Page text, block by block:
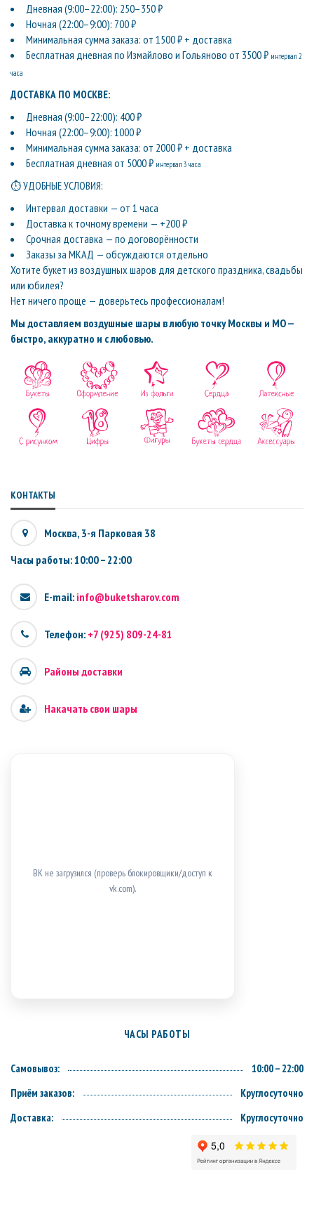
Дневная (9:00–22:00): 250–350 ₽
Ночная (22:00–9:00): 700 ₽
Минимальная сумма заказа: от 1500 ₽ + доставка
Бесплатная дневная по Измайлово и Гольяново от 3500 ₽ интервал 2
часа
ДОСТАВКА ПО МОСКВЕ:
Дневная (9:00–22:00): 400 ₽
Ночная (22:00–9:00): 1000 ₽
Минимальная сумма заказа: от 2000 ₽ + доставка
Бесплатная дневная от 5000 ₽ интервал 3 часа
⏱ УДОБНЫЕ УСЛОВИЯ:
Интервал доставки — от 1 часа
Доставка к точному времени — +200 ₽
Срочная доставка — по договорённости
Заказы за МКАД — обсуждаются отдельно
Хотите букет из воздушных шаров для детского праздника, свадьбы
или юбилея?
Нет ничего проще — доверьтесь профессионалам!
Мы доставляем воздушные шары в любую точку Москвы и МО —
быстро, аккуратно и с любовью.
КОНТАКТЫ
Москва, 3-я Парковая 38
Часы работы: 10:00 – 22:00
E-mail: info@buketsharov.com
Телефон: +7 (925) 809-24-81
Районы доставки
Накачать свои шары
ВК не загрузился (проверь блокировщики/доступ к
vk.com).
ЧАСЫ РАБОТЫ
Самовывоз:
10:00 – 22:00
Приём заказов:
Круглосуточно
Доставка:
Круглосуточно